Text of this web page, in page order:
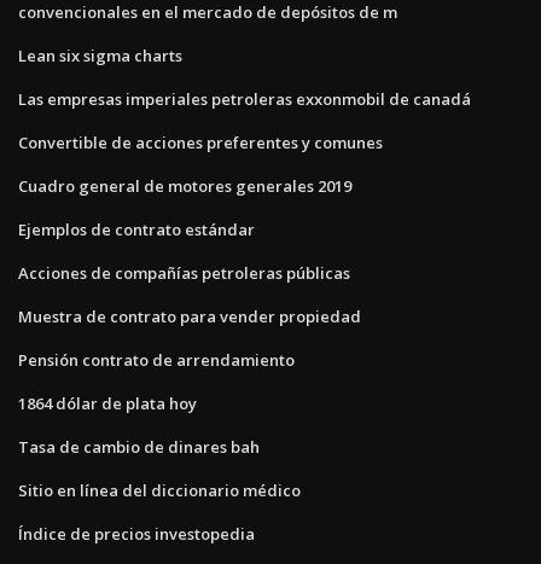
convencionales en el mercado de depósitos de m
Lean six sigma charts
Las empresas imperiales petroleras exxonmobil de canadá
Convertible de acciones preferentes y comunes
Cuadro general de motores generales 2019
Ejemplos de contrato estándar
Acciones de compañías petroleras públicas
Muestra de contrato para vender propiedad
Pensión contrato de arrendamiento
1864 dólar de plata hoy
Tasa de cambio de dinares bah
Sitio en línea del diccionario médico
Índice de precios investopedia